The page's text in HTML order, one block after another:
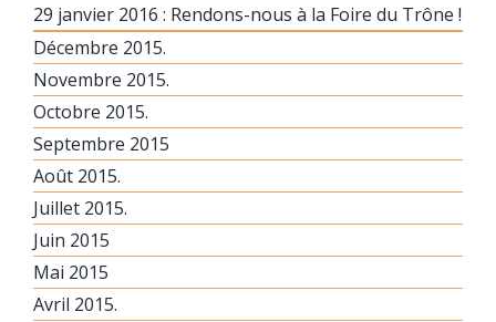
29 janvier 2016 : Rendons-nous à la Foire du Trône !
Décembre 2015.
Novembre 2015.
Octobre 2015.
Septembre 2015
Août 2015.
Juillet 2015.
Juin 2015
Mai 2015
Avril 2015.